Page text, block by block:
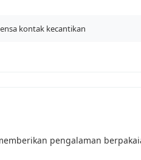
kontak kecantikan
pengalaman